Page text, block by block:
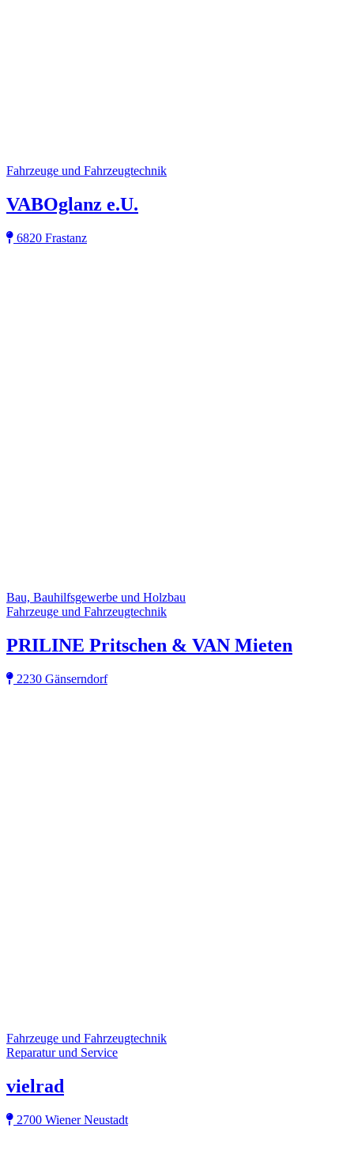
Fahrzeuge und Fahrzeugtechnik
VABOglanz e.U.
6820 Frastanz
Bau, Bauhilfsgewerbe und Holzbau
Fahrzeuge und Fahrzeugtechnik
PRILINE Pritschen & VAN Mieten
2230 Gänserndorf
Fahrzeuge und Fahrzeugtechnik
Reparatur und Service
vielrad
2700 Wiener Neustadt